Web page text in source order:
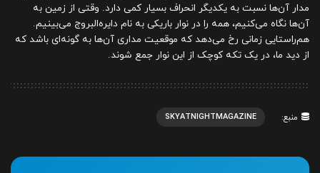
مدار آن‌ها نسبت به یکدیگر انحراف بسیار کمی دارد. وقتی از زمین به
آن‌ها نگاه می‌کنیم، همه را در نوار باریکی به نام دایره‌البروج می‌بینیم.
هم‌راستایی زمانی رخ می‌دهد که موقعیت مداری آن‌ها به گونه‌ای باشد که
از دید ما، در یک تکه کوچک از این نوار جمع شوند.
منبع: SKYATNIGHTMAGAZINE